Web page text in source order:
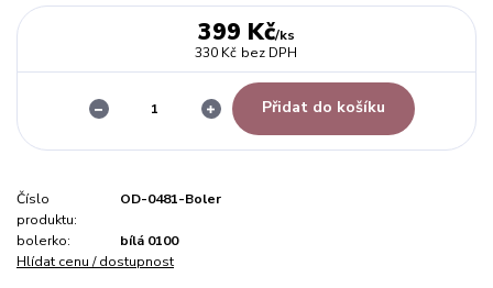
399 Kč/ks
330 Kč bez DPH
Přidat do košíku
Číslo
produktu:
OD-0481-Boler
bolerko:
bílá 0100
Hlídat cenu / dostupnost